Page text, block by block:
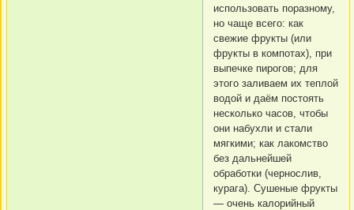
использовать поразному,
но чаще всего: как
свежие фрукты (или
фрукты в компотах), при
выпечке пирогов; для
этого заливаем их теплой
водой и даём постоять
несколько часов, чтобы
они набухли и стали
мягкими; как лакомство
без дальнейшей
обработки (чернослив,
курага). Сушеные фрукты
— очень калорийный